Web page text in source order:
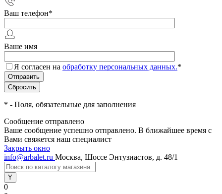
Ваш телефон*
Ваше имя
Я согласен на обработку персональных данных.*
* - Поля, обязательные для заполнения
Сообщение отправлено
Ваше сообщение успешно отправлено. В ближайшее время с
Вами свяжется наш специалист
Закрыть окно
info@arbalet.ru Москва, Шоссе Энтузиастов, д. 48/1
0